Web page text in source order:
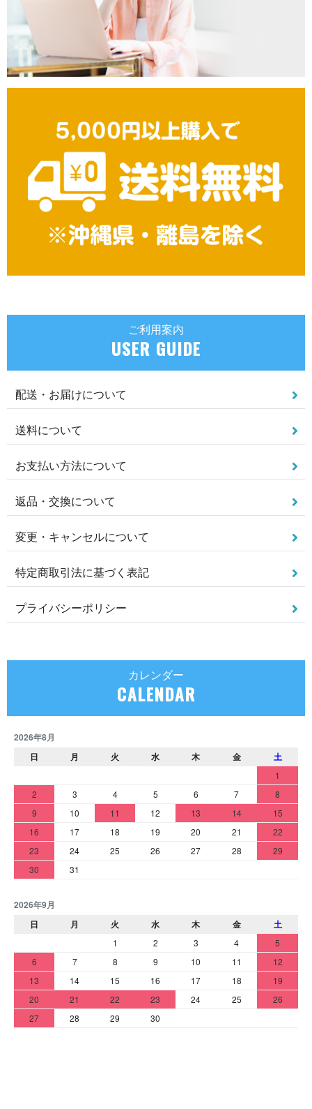
ご利用案内
USER GUIDE
配送・お届けについて
送料について
お支払い方法について
返品・交換について
変更・キャンセルについて
特定商取引法に基づく表記
プライバシーポリシー
カレンダー
CALENDAR
2026年8月
日
月 火 水 木 金 土
1
2
3 4 5 6 7
8
9
10 11 12 13 14
15
16
17 18 19 20 21
22
23
24 25 26 27 28
29
30
31
2026年9月
日
月 火 水 木 金 土
1 2 3 4
5
6
7 8 9 10 11
12
13
14 15 16 17 18
19
20
21 22 23 24 25
26
27
28 29 30